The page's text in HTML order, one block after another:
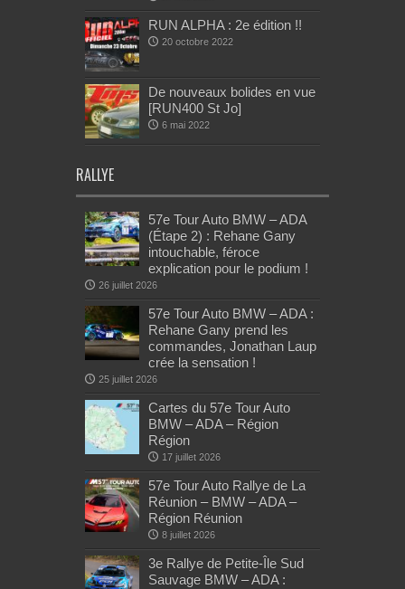
RUN ALPHA : 2e édition !!
20 octobre 2022
De nouveaux bolides en vue
[RUN400 St Jo]
6 mai 2022
RALLYE
57e Tour Auto BMW – ADA
(Étape 2) : Rehane Gany
intouchable, féroce
explication pour le podium !
26 juillet 2026
57e Tour Auto BMW – ADA :
Rehane Gany prend les
commandes, Jonathan Laup
crée la sensation !
25 juillet 2026
Cartes du 57e Tour Auto
BMW – ADA – Région
Région
17 juillet 2026
57e Tour Auto Rallye de La
Réunion – BMW – ADA –
Région Réunion
8 juillet 2026
3e Rallye de Petite-Île Sud
Sauvage BMW – ADA :